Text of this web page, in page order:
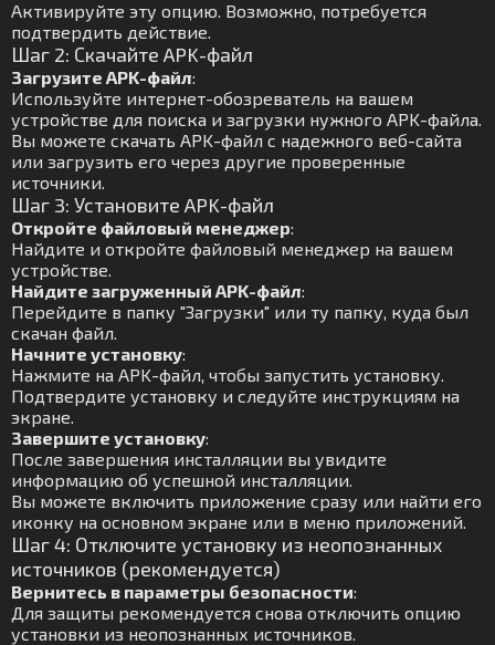
Активируйте эту опцию. Возможно, потребуется
подтвердить действие.
Шаг 2: Скачайте APK-файл
Загрузите APK-файл:
Используйте интернет-обозреватель на вашем
устройстве для поиска и загрузки нужного APK-файла.
Вы можете скачать APK-файл с надежного веб-сайта
или загрузить его через другие проверенные
источники.
Шаг 3: Установите APK-файл
Откройте файловый менеджер:
Найдите и откройте файловый менеджер на вашем
устройстве.
Найдите загруженный APK-файл:
Перейдите в папку "Загрузки" или ту папку, куда был
скачан файл.
Начните установку:
Нажмите на APK-файл, чтобы запустить установку.
Подтвердите установку и следуйте инструкциям на
экране.
Завершите установку:
После завершения инсталляции вы увидите
информацию об успешной инсталляции.
Вы можете включить приложение сразу или найти его
иконку на основном экране или в меню приложений.
Шаг 4: Отключите установку из неопознанных
источников (рекомендуется)
Вернитесь в параметры безопасности:
Для защиты рекомендуется снова отключить опцию
установки из неопознанных источников.